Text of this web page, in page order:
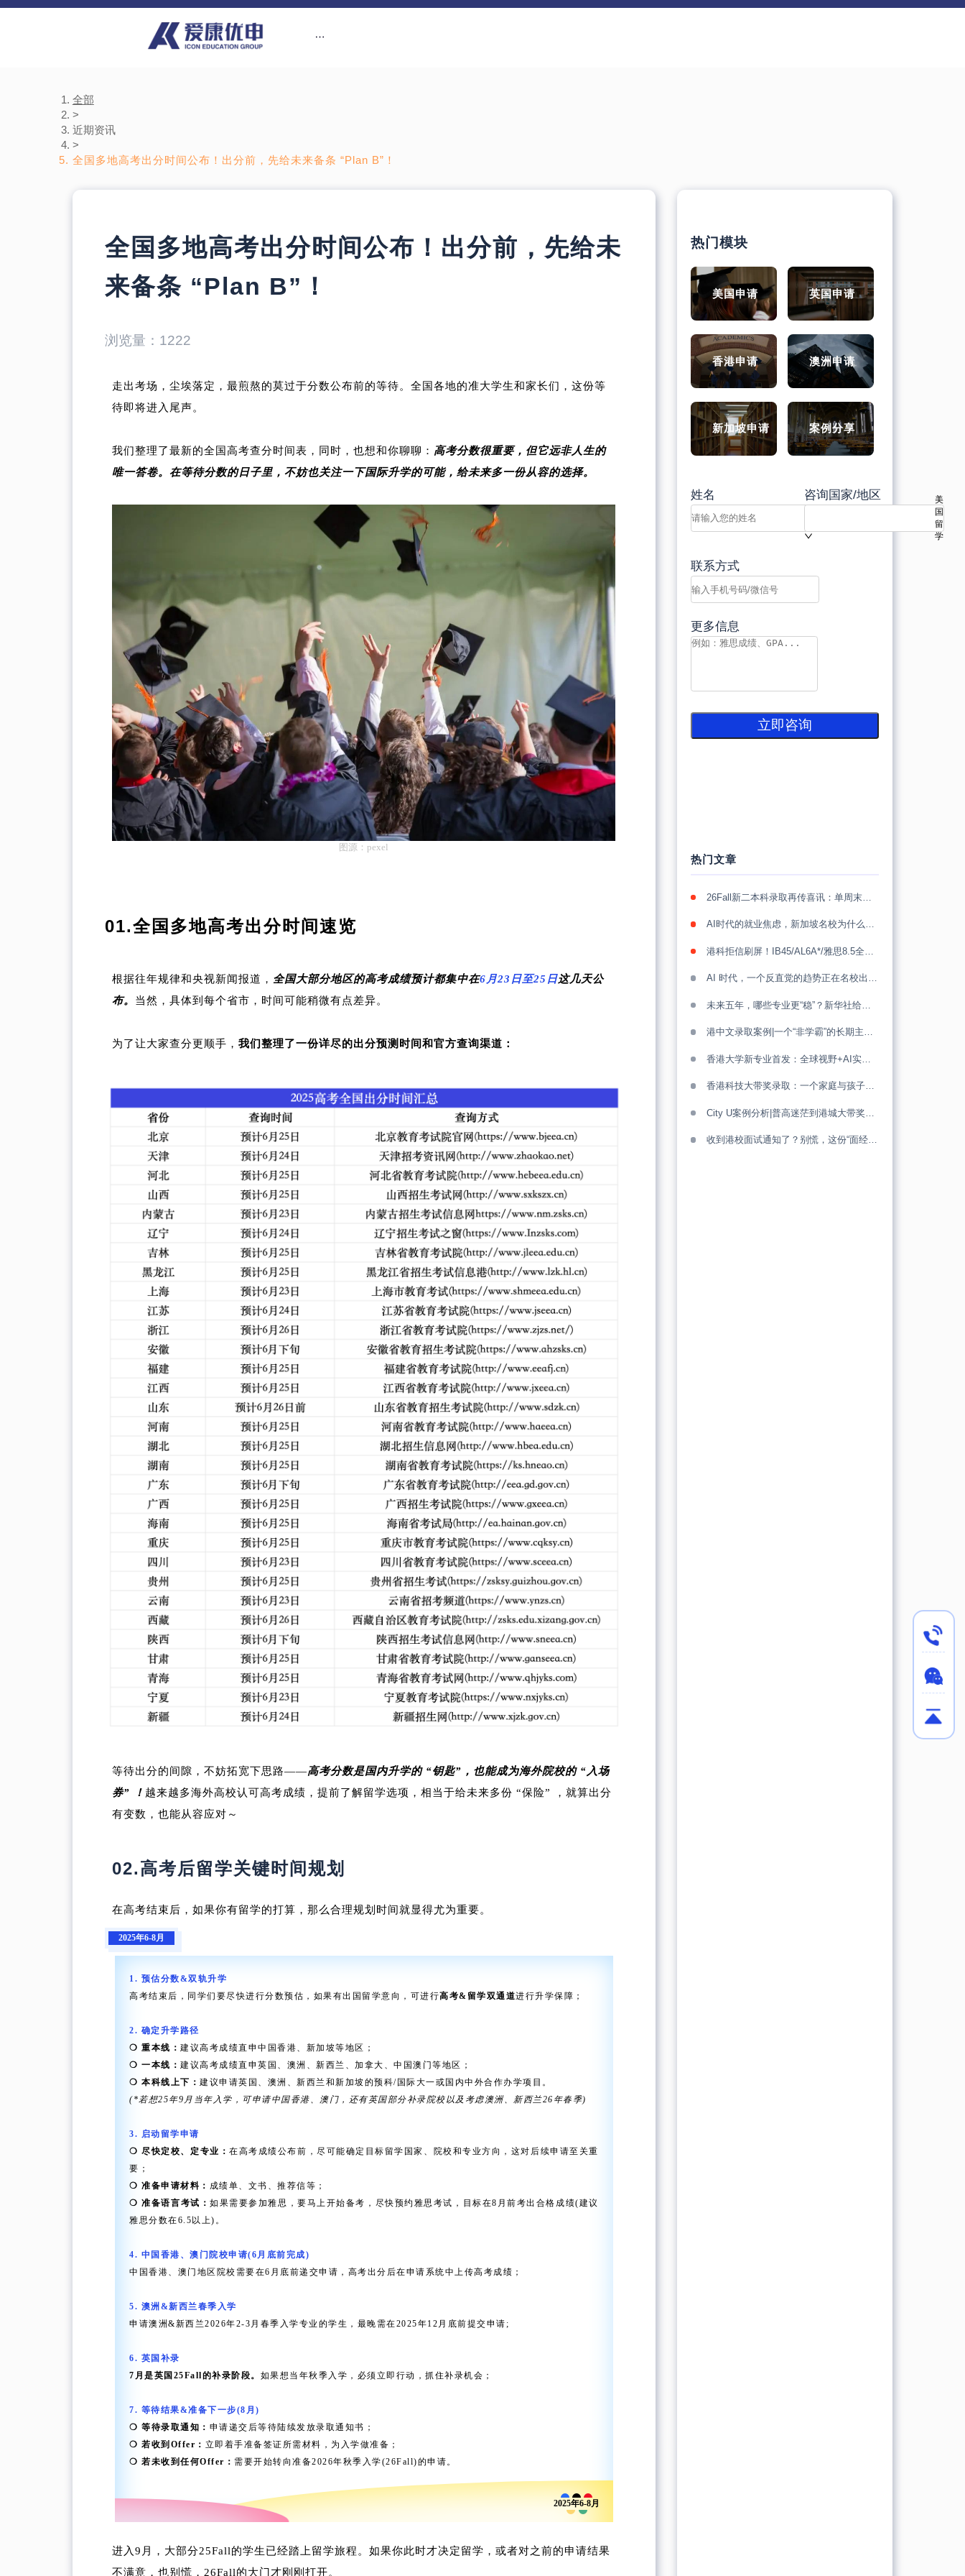
全部
>
近期资讯
>
全国多地高考出分时间公布！出分前，先给未来备条 “Plan B”！
全国多地高考出分时间公布！出分前，先给未
来备条 “Plan B”！
浏览量： 1222
走出考场，尘埃落定，最煎熬的莫过于分数公布前的等待。全国各地的准大学生和家长们，这份等
待即将进入尾声。
我们整理了最新的全国高考查分时间表，同时，也想和你聊聊： 高考分数很重要，但它远非人生的
唯一答卷。在等待分数的日子里，不妨也关注一下国际升学的可能，给未来多一份从容的选择。
图源：pexel
01.全国多地高考出分时间速览
根据往年规律和央视新闻报道， 全国大部分地区的高考成绩预计都集中在6月23日至25日这几天公
布。 当然，具体到每个省市，时间可能稍微有点差异。
为了让大家查分更顺手， 我们整理了一份详尽的出分预测时间和官方查询渠道：
等待出分的间隙，不妨拓宽下思路——高考分数是国内升学的 “钥匙”，也能成为海外院校的 “入场
券” ！ 越来越多海外高校认可高考成绩，提前了解留学选项，相当于给未来多份 “保险” ，就算出分
有变数，也能从容应对～
02.高考后留学关键时间规划
在高考结束后，如果你有留学的打算，那么合理规划时间就显得尤为重要。
2025年6-8月
1. 预估分数&双轨升学
高考结束后，同学们要尽快进行分数预估，如果有出国留学意向，可进行高考&留学双通道进行升学保障；
2. 确定升学路径
❍ 重本线：建议高考成绩直申中国香港、新加坡等地区；
❍ 一本线：建议高考成绩直申英国、澳洲、新西兰、加拿大、中国澳门等地区；
❍ 本科线上下：建议申请英国、澳洲、新西兰和新加坡的预科/国际大一或国内中外合作办学项目。
(*若想25年9月当年入学，可申请中国香港、澳门，还有英国部分补录院校以及考虑澳洲、新西兰26年春季)
3. 启动留学申请
❍ 尽快定校、定专业：在高考成绩公布前，尽可能确定目标留学国家、院校和专业方向，这对后续申请至关重
要；
❍ 准备申请材料： 成绩单、文书、推荐信等；
❍ 准备语言考试：如果需要参加雅思，要马上开始备考，尽快预约雅思考试，目标在8月前考出合格成绩(建议
雅思分数在6.5以上)。
4. 中国香港、澳门院校申请(6月底前完成)
中国香港、澳门地区院校需要在6月底前递交申请，高考出分后在申请系统中上传高考成绩；
5. 澳洲&新西兰春季入学
申请澳洲&新西兰2026年2-3月春季入学专业的学生，最晚需在2025年12月底前提交申请;
6. 英国补录
7月是英国25Fall的补录阶段。 如果想当年秋季入学，必须立即行动，抓住补录机会；
7. 等待结果&准备下一步(8月)
❍ 等待录取通知： 申请递交后等待陆续发放录取通知书；
❍ 若收到Offer： 立即着手准备签证所需材料，为入学做准备；
❍ 若未收到任何Offer： 需要开始转向准备2026年秋季入学(26Fall)的申请。
2025年6-8月
进入9月，大部分25Fall的学生已经踏上留学旅程。如果你此时才决定留学，或者对之前的申请结果
不满意，也别慌，26Fall的大门才刚刚打开。
热门模块
美国申请 英国申请
香港申请 澳洲申请
新加坡申请 案例分享
姓名 咨询国家/地区
美
国
留
学
联系方式
更多信息
立即咨询
热门文章
26Fall新二本科录取再传喜讯：单周末收获22封NUS录取，累计突破40封
AI时代的就业焦虑，新加坡名校为什么更值得看？
港科拒信刷屏！IB45/AL6A*/雅思8.5全拒，26Fall港本卷到“没人性”！
AI 时代，一个反直觉的趋势正在名校出现（留学申请必看）
未来五年，哪些专业更“稳”？新华社给出的答案，其实很清晰
港中文录取案例|一个“非学霸”的长期主义胜利！
香港大学新专业首发：全球视野+AI实战，仅40席！
香港科技大带奖录取：一个家庭与孩子的三年“闯关”路！
City U案例分析|普高迷茫到港城大带奖：少年的转轨成长路！
收到港校面试通知了？别慌，这份“面经”帮你踢好临门一脚！